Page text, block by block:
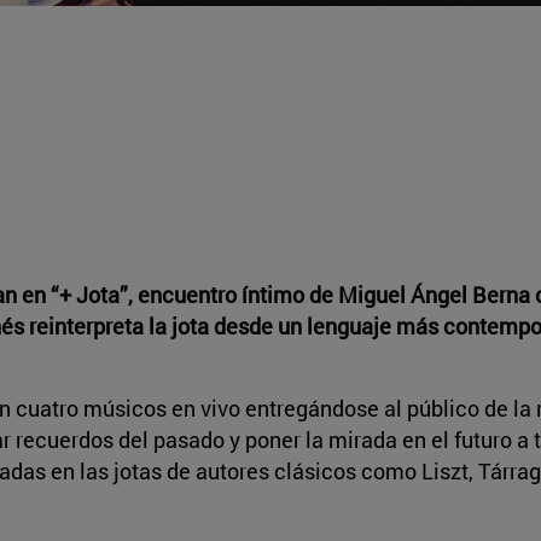
“+ Jota”, encuentro íntimo de Miguel Ángel Berna
reinterpreta la jota desde un lenguaje más
músicos en vivo entregándose al público de la
del pasado y poner la mirada en el futuro a
en las jotas de autores clásicos como Liszt,